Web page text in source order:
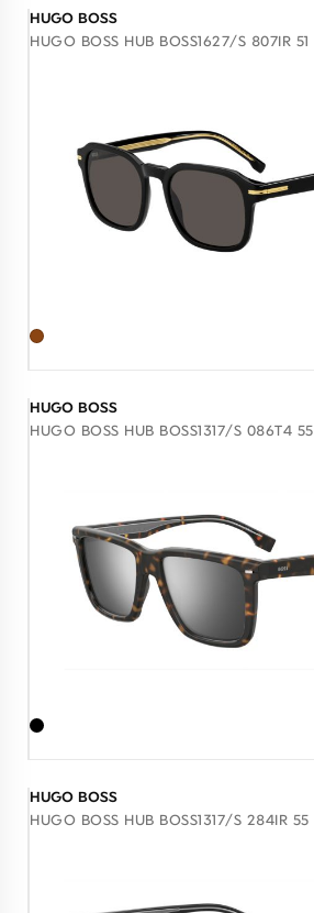
HUGO BOSS
HUGO BOSS HUB BOSS1627/S 807IR 51
HUGO BOSS
HUGO BOSS HUB BOSS1317/S 086T4 55
HUGO BOSS
HUGO BOSS HUB BOSS1317/S 284IR 55